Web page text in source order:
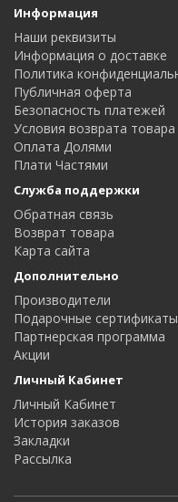
Информация
Наши реквизиты
Информация о доставке
Политика
Публичная оферта
Безопасность платежей
Условия возврата товара
Оплата Долями
Плати Частями
Служба поддержки
Обратная связь
Возврат товара
Карта сайта
Дополнительно
Производители
Подарочные сертификаты
Партнерская программа
Акции
Личный Кабинет
Личный Кабинет
История заказов
Закладки
Рассылка